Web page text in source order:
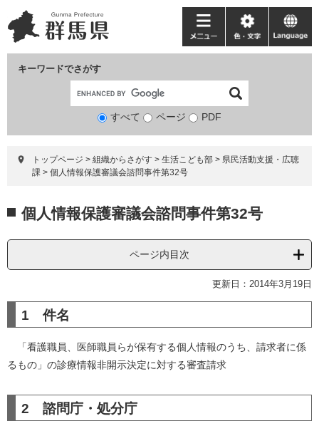
ー
ジ
ニ
ュ
て
キーワードでさがす
検
象
すべて ページ PDF
メ
ニ
ー
色・
文
language
トップページ > 組織からさがす > 生活こども部 > 県民活動支援・広聴
課 > 個人情報保護審議会諮問事件第32号
文 個人情報保護審議会諮問事件第32号
ページ内目次
更新日：2014年3月19日
1 件名
「看護職員、医師職員らが保有する個人情報のうち、請求者に係
るもの」の診療情報非開示決定に対する審査請求
2 諮問庁・処分庁